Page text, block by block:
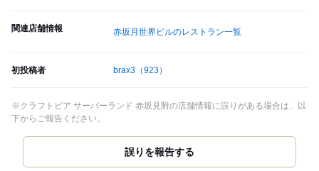
関連店舗情報 赤坂月世界ビルのレストラン一覧
初投稿者 brax3 （923）
※クラフトビア サーバーランド 赤坂見附の店舗情報に誤りがある場合は、以
下からご報告ください。
誤りを報告する